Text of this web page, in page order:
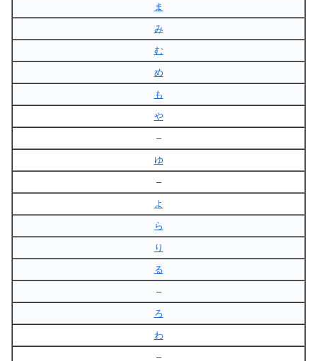
ま
み
む
め
も
や
–
ゆ
–
よ
ら
り
る
–
ろ
わ
–